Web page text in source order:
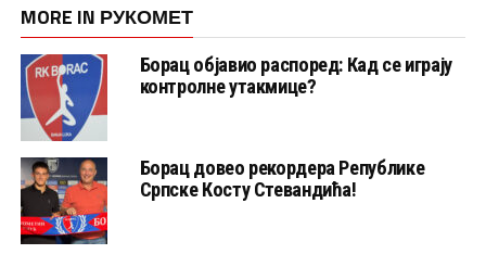
MORE IN РУКОМЕТ
Борац објавио распоред: Кад се играју
контролне утакмице?
Борац довео рекордера Републике
Српске Косту Стевандића!